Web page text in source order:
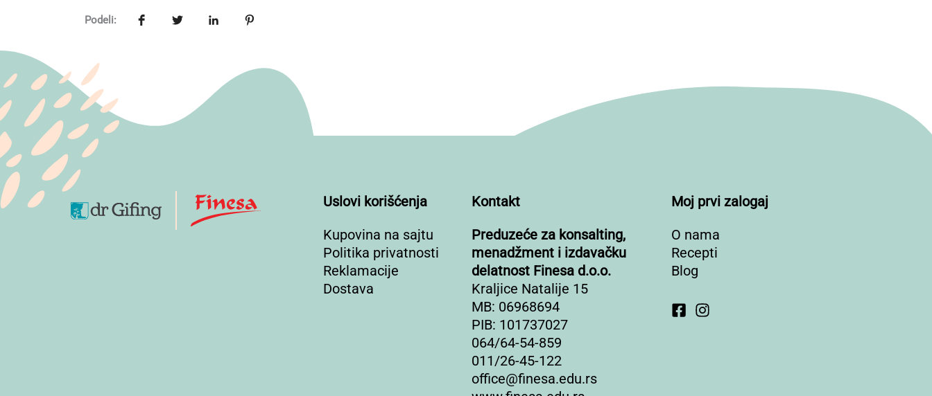
Podeli:
Uslovi korišćenja
Kupovina na sajtu
Politika privatnosti
Reklamacije
Dostava
Kontakt
Preduzeće za konsalting,
menadžment i izdavačku
delatnost Finesa d.o.o.
Kraljice Natalije 15
MB: 06968694
PIB: 101737027
064/64-54-859
011/26-45-122
office@finesa.edu.rs
Moj prvi zalogaj
O nama
Recepti
Blog